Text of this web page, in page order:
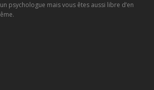
psychologue mais vous êtes aussi libre d’en